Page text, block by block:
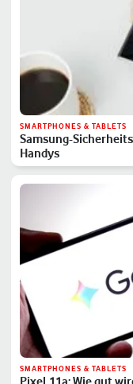
SMARTPHONES & TABLETS
Samsung-
Handys
SMARTPHONES & TABLETS